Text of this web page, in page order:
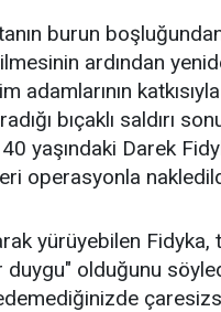
burun
ardından
adamlarının
bıçaklı saldırı
yaşındaki Darek
operasyonla
yürüyebilen Fidyka,
duygu" olduğunu